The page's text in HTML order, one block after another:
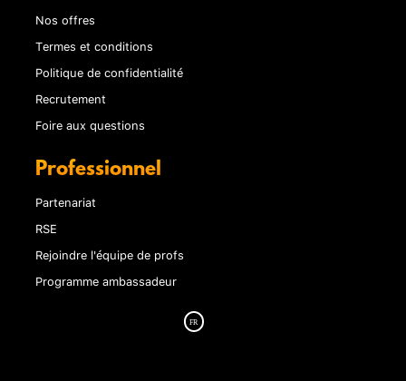
Nos offres
Termes et conditions
Politique de confidentialité
Recrutement
Foire aux questions
Professionnel
Partenariat
RSE
Rejoindre l'équipe de profs
Programme ambassadeur